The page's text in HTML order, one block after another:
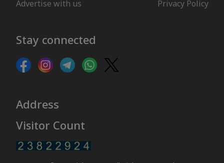
Advertise with us
Privacy Policy
Stay connected
Address
Visitor Count